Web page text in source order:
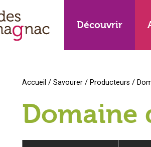
Découvrir
Accueil / Savourer / Producteurs /
Domaine